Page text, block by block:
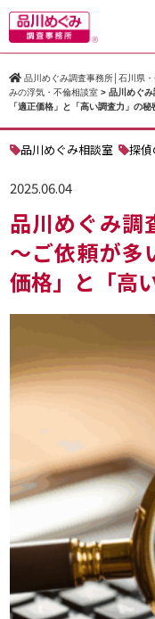
品川めぐみ調査事務所│石川県
みの浮気・不倫相談室 > 品川めぐ
「適正価格」と「高い調査力」の秘
品川めぐみ相談室 探
2025.06.04
品川めぐみ調
～ご依頼が多
価格」と「高